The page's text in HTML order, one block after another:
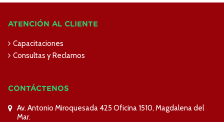
ATENCIÓN AL CLIENTE
Capacitaciones
Consultas y Reclamos
CONTÁCTENOS
Av. Antonio Miroquesada 425 Oficina 1510, Magdalena del
Mar.